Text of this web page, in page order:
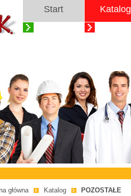
Start Katalog
główna Katalog POZOSTAŁE